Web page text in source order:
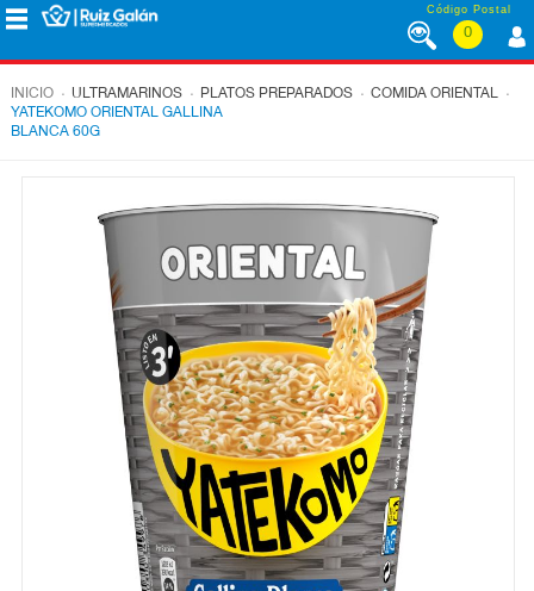
Saltar al contenido Código Postal
0
CORPORATIVO
INICIO . ULTRAMARINOS . PLATOS PREPARADOS . COMIDA ORIENTAL .
YATEKOMO ORIENTAL GALLINA
BLANCA 60G